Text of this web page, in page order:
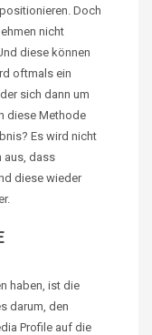
Doch
nicht
diese können
oftmals ein
sich dann um
diese Methode
Es wird nicht
aus, dass
diese wieder
haben, ist die
darum, den
Profile auf die